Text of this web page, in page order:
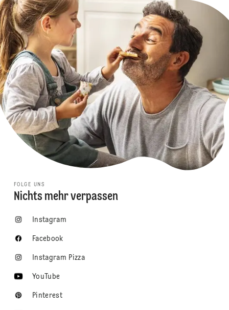
FOLGE UNS
Nichts mehr verpassen
Instagram
Facebook
Instagram Pizza
YouTube
Pinterest